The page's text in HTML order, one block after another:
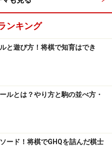
連イベントが行われたこ
津と最終決戦を戦う「電
強ソフトに挑戦したいとい
そのままでは勝負にならな
落とす。とは言え、プロと
を相手に負けるわけがな
ンキング
と遊び方！将棋で知育はでき
ルとは？やり方と駒の並べ方・
ード！将棋でGHQを詰んだ棋士